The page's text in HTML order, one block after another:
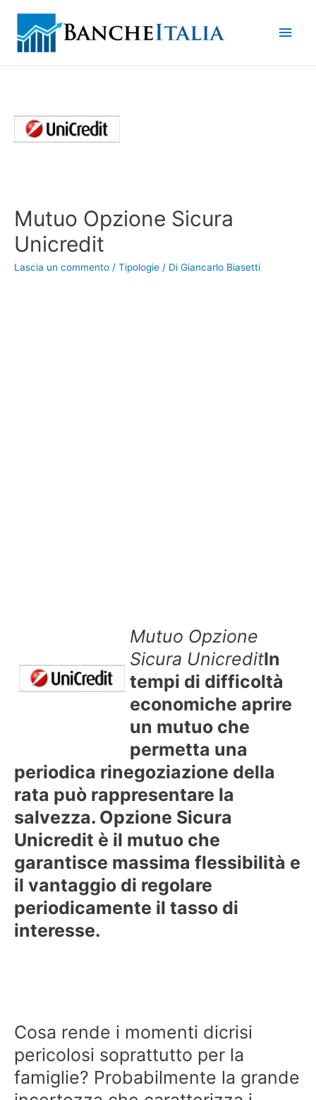
Mutuo Opzione Sicura
Unicredit
Lascia un commento / Tipologie / Di Giancarlo Biasetti
Mutuo Opzione
Sicura UnicreditIn
tempi di difficoltà
economiche aprire
un mutuo che
permetta una
periodica rinegoziazione della
rata può rappresentare la
salvezza. Opzione Sicura
Unicredit è il mutuo che
garantisce massima flessibilità e
il vantaggio di regolare
periodicamente il tasso di
interesse.
Cosa rende i momenti dicrisi
pericolosi soprattutto per la
famiglie? Probabilmente la grande